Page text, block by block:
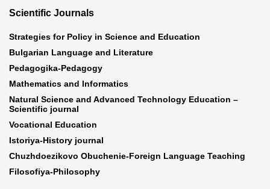
Scientific Journals
Strategies for Policy in Science and Education
Bulgarian Language and Literature
Pedagogika-Pedagogy
Mathematics and Informatics
Natural Science and Advanced Technology Education –
Scientific journal
Vocational Education
Istoriya-History journal
Chuzhdoezikovo Obuchenie-Foreign Language Teaching
Filosofiya-Philosophy